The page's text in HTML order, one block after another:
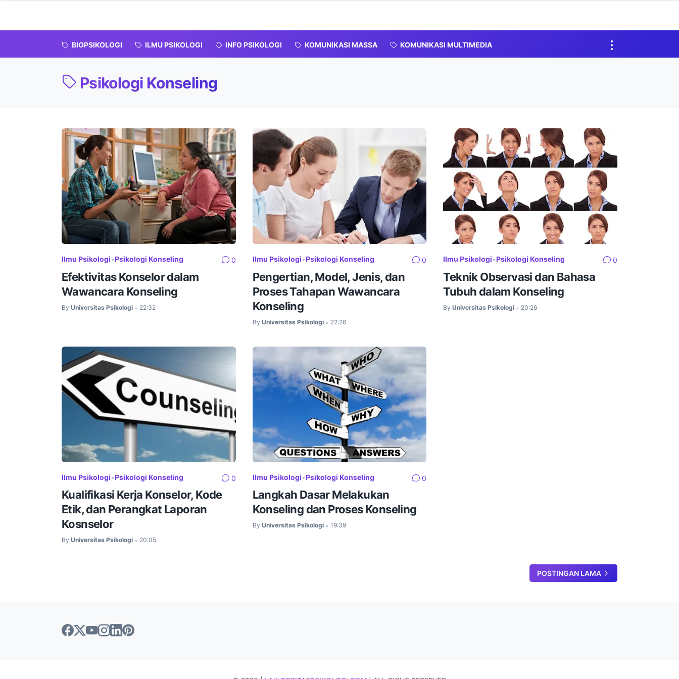
BIOPSIKOLOGI ILMU PSIKOLOGI INFO PSIKOLOGI KOMUNIKASI MASSA KOMUNIKASI MULTIMEDIA
Psikologi Konseling
Ilmu Psikologi•Psikologi Konseling 0
Efektivitas Konselor dalam
Wawancara Konseling
By Universitas Psikologi • 22:32
Ilmu Psikologi•Psikologi Konseling 0
Pengertian, Model, Jenis, dan
Proses Tahapan Wawancara
Konseling
By Universitas Psikologi • 22:26
Ilmu Psikologi•Psikologi Konseling 0
Teknik Observasi dan Bahasa
Tubuh dalam Konseling
By Universitas Psikologi • 20:26
Ilmu Psikologi•Psikologi Konseling 0
Kualifikasi Kerja Konselor, Kode
Etik, dan Perangkat Laporan
Kosnselor
By Universitas Psikologi • 20:05
Ilmu Psikologi•Psikologi Konseling 0
Langkah Dasar Melakukan
Konseling dan Proses Konseling
By Universitas Psikologi • 19:39
POSTINGAN LAMA